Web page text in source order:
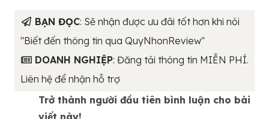
BẠN ĐỌC: Sẽ nhận được ưu đãi tốt hơn khi nói
"Biết đến thông tin qua QuyNhonReview"
DOANH NGHIỆP: Đăng tải thông tin MIỄN PHÍ.
Liên hệ để nhận hỗ trợ
Trở thành người đầu tiên bình luận cho bài
viết này!